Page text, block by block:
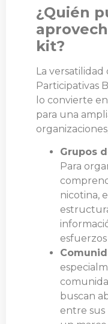
¿Quién
kit?
La
Participativas
lo convierte
para una
Grupos
Para
nicotina,
buscan
entre sus